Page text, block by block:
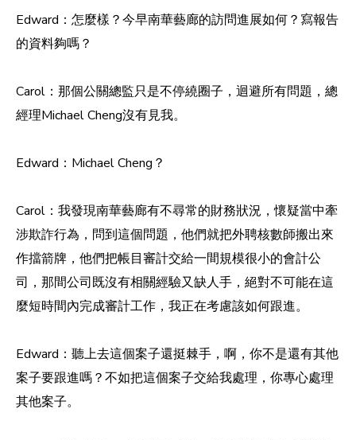
Edward：怎麼樣？今早南華藝廊的訪問進展如何？寫報告
的資料夠嗎？
Carol：那個公關總監只是不停繞圈子，迴避所有問題，總
經理Michael Cheng沒有見我。
Edward：Michael Cheng？
Carol：我發現南華藝廊有不尋常的財務狀況，懷疑當中牽
涉欺詐行為，問到這個問題，他們就把外聘核數師搬出來
作擋箭牌，他們把帳目審計交給一間規模很小的會計公
司，那間公司既沒有相關經驗又缺人手，絕對不可能在這
麼短時間內完成審計工作，我正在考慮該如何跟進。
Edward：聽上去這個案子還挺棘手，啊，你不是還有其他
案子要跟進嗎？不如把這個案子交給我處理，你專心處理
其他案子。